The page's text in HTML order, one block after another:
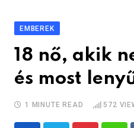
EMBEREK
18 nő, akik
és most
1 MINUTE READ 572